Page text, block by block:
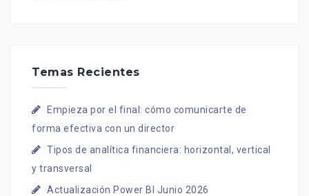
Temas Recientes
Empieza por el final: cómo comunicarte de
forma efectiva con un director
Tipos de analítica financiera: horizontal, vertical
y transversal
Actualización Power BI Junio 2026